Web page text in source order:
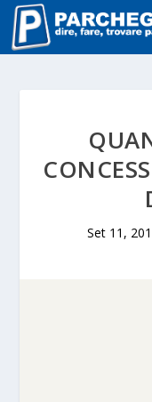
Set 11,